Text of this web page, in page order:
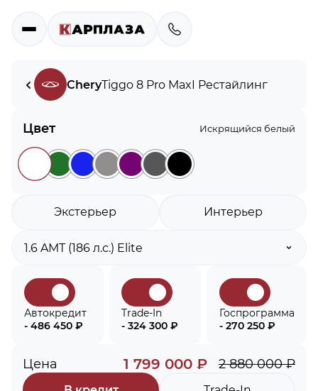
CheryTiggo 8 Pro MaxI Рестайлинг
Цвет Искрящийся белый
Экстерьер Интерьер
Автокредит
- 486 450 ₽
Trade-In
- 324 300 ₽
Госпрограмма
- 270 250 ₽
Цена 1 799 000 ₽ 2 880 000 ₽